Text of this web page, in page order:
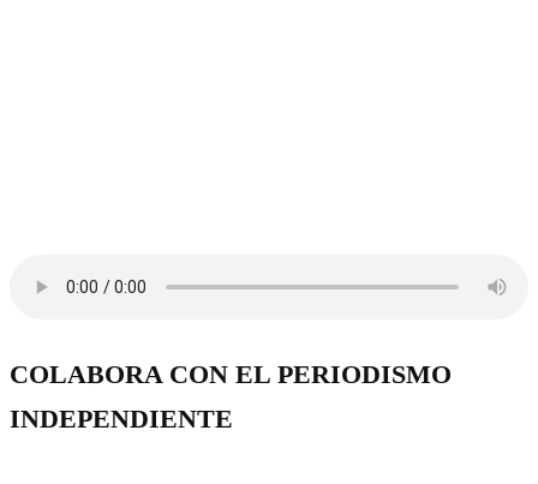
COLABORA CON EL PERIODISMO
INDEPENDIENTE